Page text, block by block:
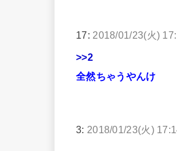
17: 2018/01/23(火)
>>2
全然ちゃうやんけ
3: 2018/01/23(火)